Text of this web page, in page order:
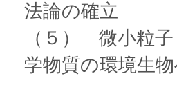
法論の確立
（５） 微小粒
学物質の環境生